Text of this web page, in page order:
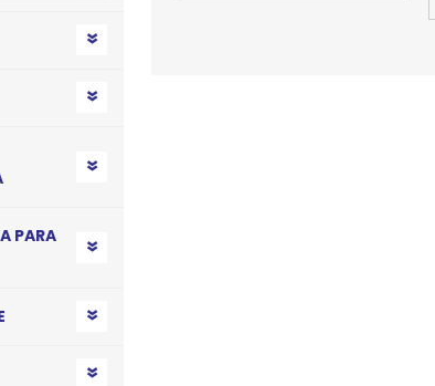
PARA